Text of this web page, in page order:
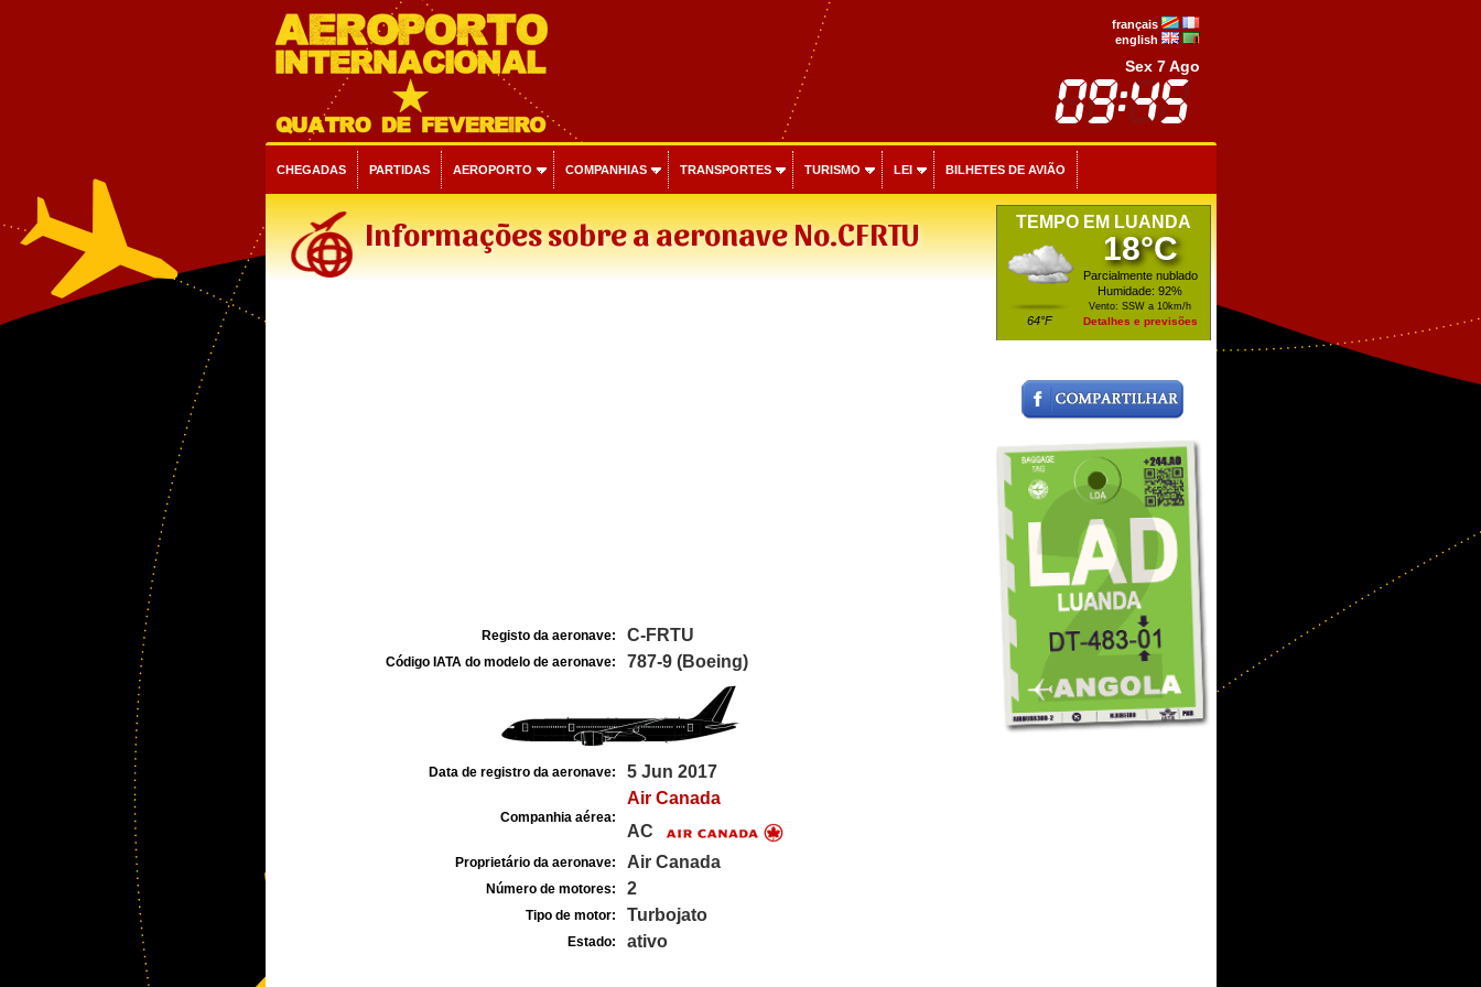
français
english
Sex 7 Ago
CHEGADAS PARTIDAS AEROPORTO COMPANHIAS TRANSPORTES TURISMO LEI BILHETES DE AVIÃO
Informações sobre a aeronave No.CFRTU
Registo da aeronave: C-FRTU
Código IATA do modelo de aeronave: 787-9 (Boeing)
Data de registro da aeronave: 5 Jun 2017
Companhia aérea:
Air Canada
AC
Proprietário da aeronave: Air Canada
Número de motores: 2
Tipo de motor: Turbojato
Estado: ativo
TEMPO EM LUANDA
64°F
18°C
Parcialmente nublado
Humidade: 92%
Vento: SSW a 10km/h
Detalhes e previsões